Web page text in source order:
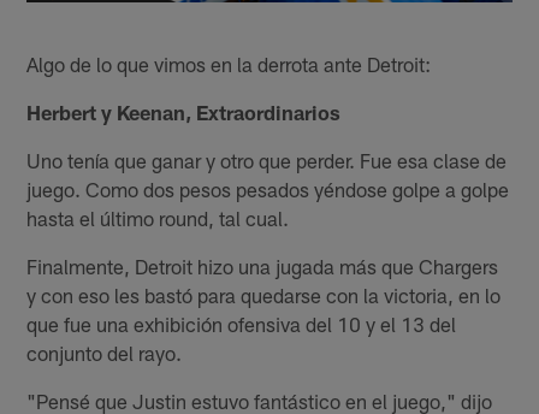
Algo de lo que vimos en la derrota ante Detroit:
Herbert y Keenan, Extraordinarios
Uno tenía que ganar y otro que perder. Fue esa clase de
juego. Como dos pesos pesados yéndose golpe a golpe
hasta el último round, tal cual.
Finalmente, Detroit hizo una jugada más que Chargers
y con eso les bastó para quedarse con la victoria, en lo
que fue una exhibición ofensiva del 10 y el 13 del
conjunto del rayo.
"Pensé que Justin estuvo fantástico en el juego," dijo